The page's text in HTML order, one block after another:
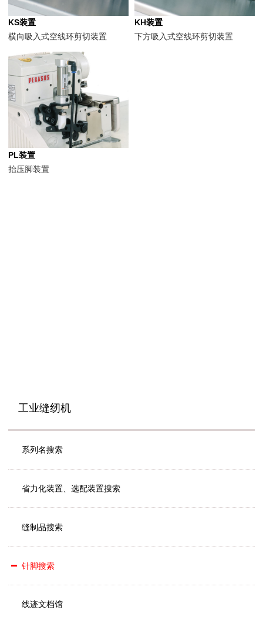
KS装置
横向吸入式空线环剪切装置
KH装置
下方吸入式空线环剪切装置
PL装置
抬压脚装置
工业缝纫机
系列名搜索
省力化装置、选配装置搜索
缝制品搜索
针脚搜索
线迹文档馆